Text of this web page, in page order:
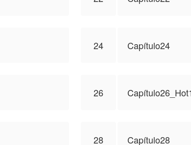
24 Capítulo24
26
28 Capítulo28